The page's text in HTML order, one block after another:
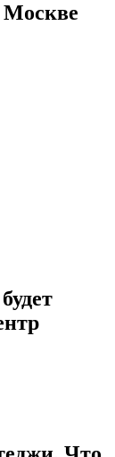
Москве